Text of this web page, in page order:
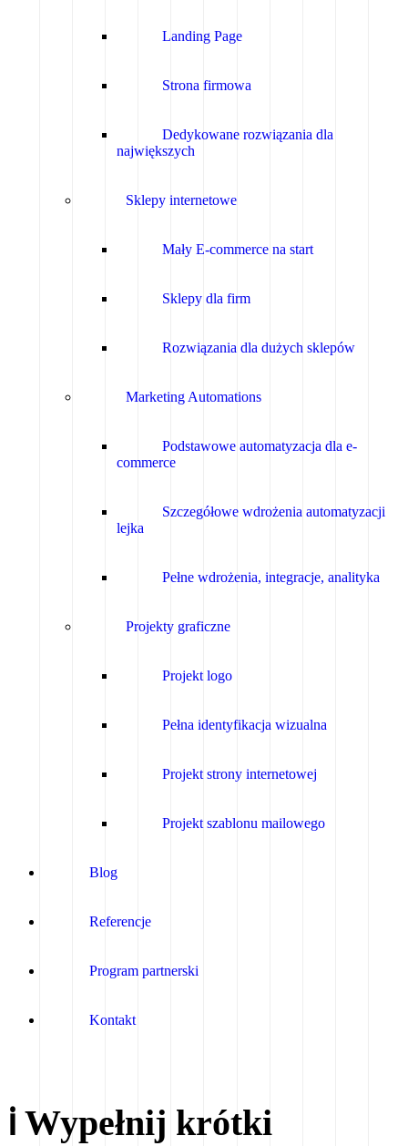
Landing Page
Strona firmowa
Dedykowane rozwiązania dla
największych
Sklepy internetowe
Mały E-commerce na start
Sklepy dla firm
Rozwiązania dla dużych sklepów
Marketing Automations
Podstawowe automatyzacja dla e-
commerce
Szczegółowe wdrożenia automatyzacji
lejka
Pełne wdrożenia, integracje, analityka
Projekty graficzne
Projekt logo
Pełna identyfikacja wizualna
Projekt strony internetowej
Projekt szablonu mailowego
Blog
Referencje
Program partnerski
Kontakt
ℹ️ Wypełnij krótki